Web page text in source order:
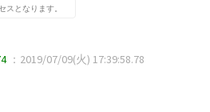
スとなります。
：2019/07/09(火) 17:39:58.78